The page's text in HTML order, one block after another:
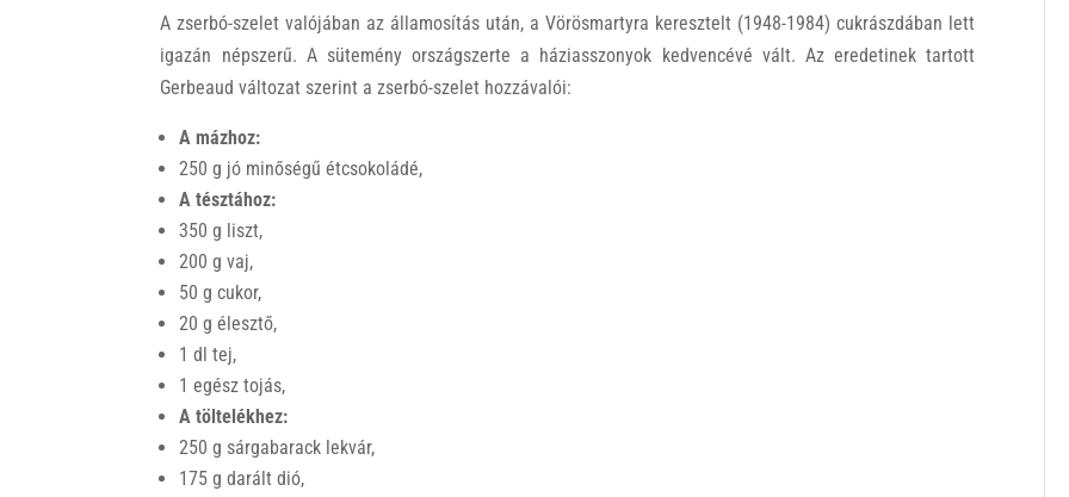
A zserbó-szelet valójában az államosítás után, a Vörösmartyra keresztelt (1948-1984) cukrászdában lett
igazán népszerű. A sütemény országszerte a háziasszonyok kedvencévé vált. Az eredetinek tartott
Gerbeaud változat szerint a zserbó-szelet hozzávalói:
A mázhoz:
250 g jó minőségű étcsokoládé,
A tésztához:
350 g liszt,
200 g vaj,
50 g cukor,
20 g élesztő,
1 dl tej,
1 egész tojás,
A töltelékhez:
250 g sárgabarack lekvár,
175 g darált dió,